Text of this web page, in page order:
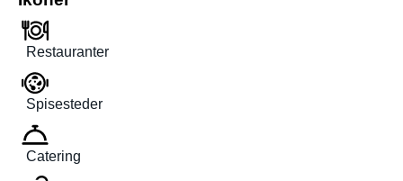
Restauranter
Spisesteder
Catering